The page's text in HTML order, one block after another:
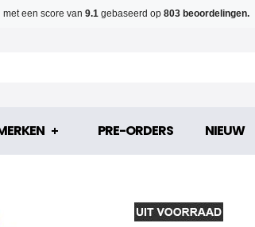
een score van 9.1 gebaseerd op 803 beoordelingen.
PRE-ORDERS NIEUW